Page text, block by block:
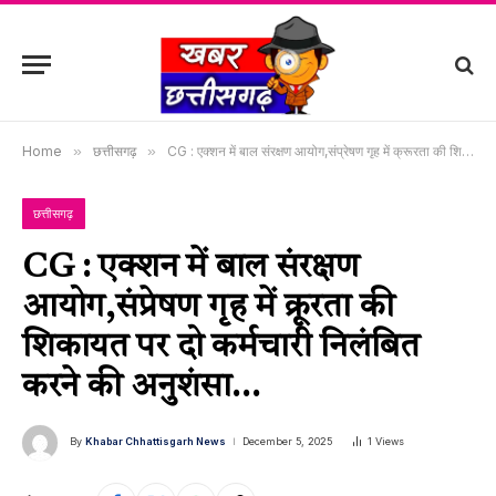
Home » छत्तीसगढ़ » CG : एक्शन में बाल संरक्षण आयोग,संप्रेषण गृह में क्रूरता की शिकायत पर दो कर्मचारी निलंबित करने की अनुशंसा…
छत्तीसगढ़
CG : एक्शन में बाल संरक्षण
आयोग,संप्रेषण गृह में क्रूरता की
शिकायत पर दो कर्मचारी निलंबित
करने की अनुशंसा…
By Khabar Chhattisgarh News December 5, 2025 1 Views